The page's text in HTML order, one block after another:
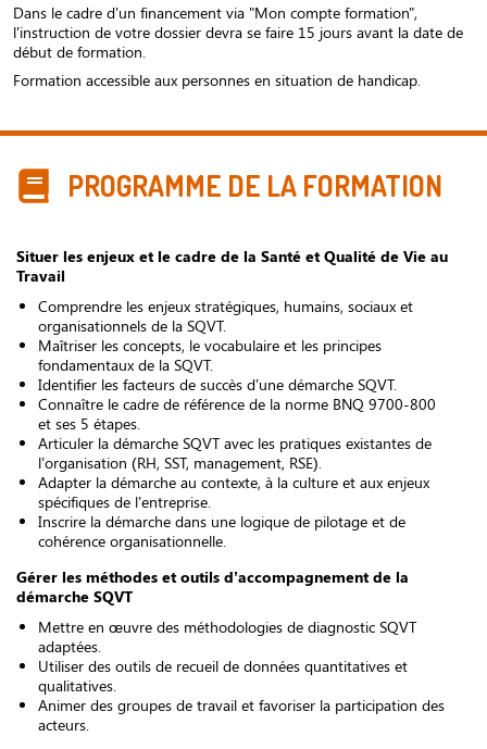
Dans le cadre d'un financement via "Mon compte formation",
l'instruction de votre dossier devra se faire 15 jours avant la date de
début de formation.
Formation accessible aux personnes en situation de handicap.
PROGRAMME DE LA FORMATION
Situer les enjeux et le cadre de la Santé et Qualité de Vie au
Travail
Comprendre les enjeux stratégiques, humains, sociaux et
organisationnels de la SQVT.
Maîtriser les concepts, le vocabulaire et les principes
fondamentaux de la SQVT.
Identifier les facteurs de succès d’une démarche SQVT.
Connaître le cadre de référence de la norme BNQ 9700-800
et ses 5 étapes.
Articuler la démarche SQVT avec les pratiques existantes de
l’organisation (RH, SST, management, RSE).
Adapter la démarche au contexte, à la culture et aux enjeux
spécifiques de l’entreprise.
Inscrire la démarche dans une logique de pilotage et de
cohérence organisationnelle.
Gérer les méthodes et outils d’accompagnement de la
démarche SQVT
Mettre en œuvre des méthodologies de diagnostic SQVT
adaptées.
Utiliser des outils de recueil de données quantitatives et
qualitatives.
Animer des groupes de travail et favoriser la participation des
acteurs.